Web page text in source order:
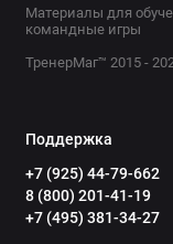
Материалы для
командные игры
ТренерМаг™ 2015 -
Поддержка
+7 (925) 44-79-662
8 (800) 201-41-19
+7 (495) 381-34-27